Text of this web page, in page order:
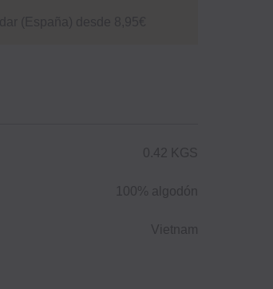
0.42 KGS
100% algodón
Vietnam